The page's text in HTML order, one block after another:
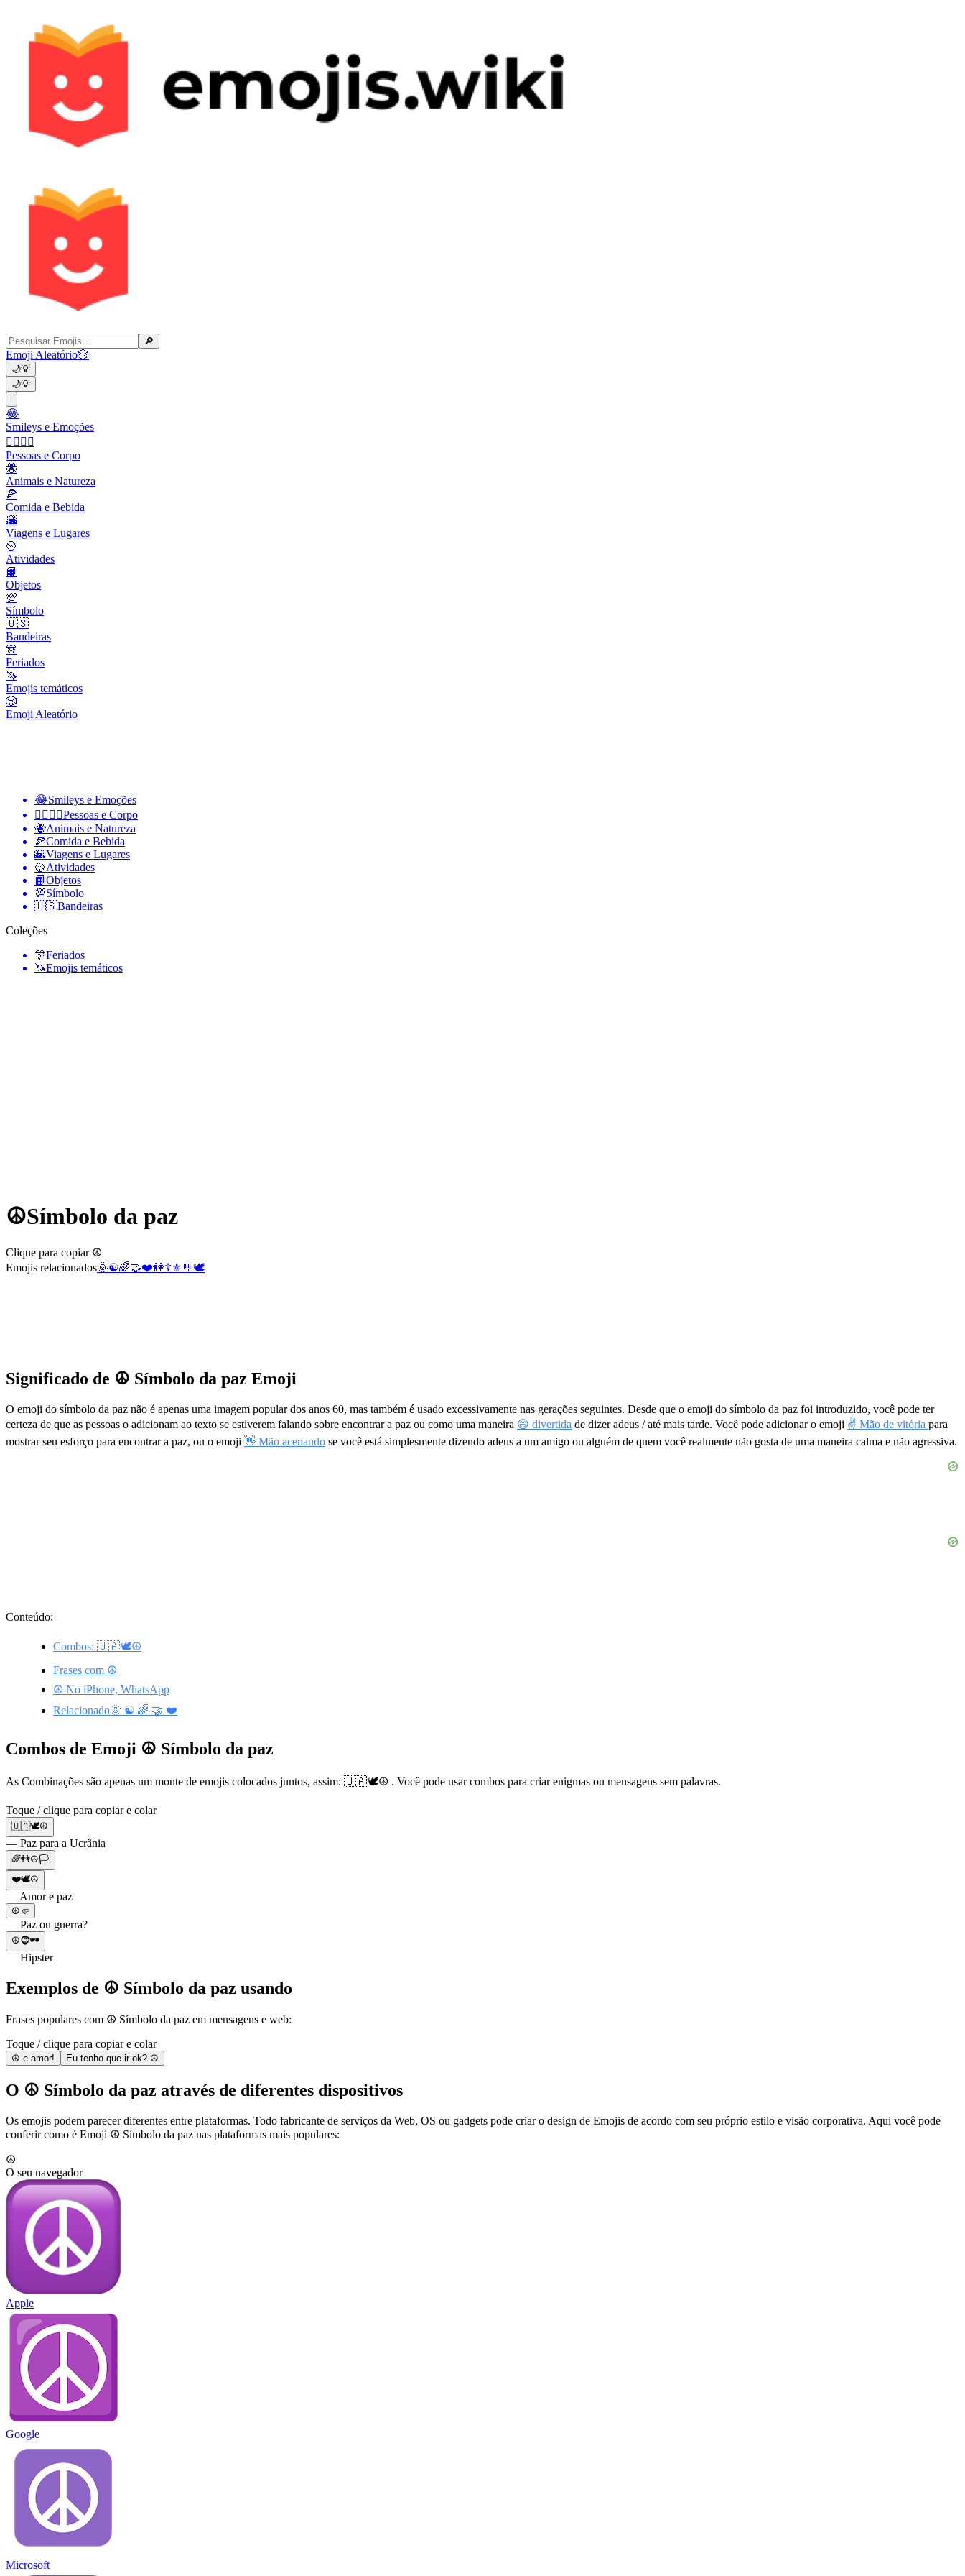
🔎
Emoji Aleatório🎲
🌙💡
🌙💡
😂
Smileys e Emoções
👩‍❤️‍💋‍👨
Pessoas e Corpo
🐝
Animais e Natureza
🍕
Comida e Bebida
🌇
Viagens e Lugares
🥎
Atividades
📙
Objetos
💯
Símbolo
🇺🇸
Bandeiras
🎊
Feriados
🦄
Emojis temáticos
🎲
Emoji Aleatório
😂Smileys e Emoções
👩‍❤️‍💋‍👨Pessoas e Corpo
🐝Animais e Natureza
🍕Comida e Bebida
🌇Viagens e Lugares
🥎Atividades
📙Objetos
💯Símbolo
🇺🇸Bandeiras
Coleções
🎊Feriados
🦄Emojis temáticos
☮️Símbolo da paz
Clique para copiar ☮️
Emojis relacionados🌞☯️🌈🤝❤️👭☦️⚜️ 🤘 🕊️
Significado de ☮️ Símbolo da paz Emoji
O emoji do símbolo da paz não é apenas uma imagem popular dos anos 60, mas também é usado excessivamente nas gerações seguintes. Desde que o emoji do símbolo da paz foi introduzido, você pode ter
certeza de que as pessoas o adicionam ao texto se estiverem falando sobre encontrar a paz ou como uma maneira 😄 divertida de dizer adeus / até mais tarde. Você pode adicionar o emoji ✌️ Mão de vitória para
mostrar seu esforço para encontrar a paz, ou o emoji 👋 Mão acenando se você está simplesmente dizendo adeus a um amigo ou alguém de quem você realmente não gosta de uma maneira calma e não agressiva.
Conteúdo:
Combos: 🇺🇦🕊☮️
Frases com ☮️
☮️ No iPhone, WhatsApp
Relacionado🌞 ☯️ 🌈 🤝 ❤️
Combos de Emoji ☮️ Símbolo da paz
As Combinações são apenas um monte de emojis colocados juntos, assim: 🇺🇦🕊☮️ . Você pode usar combos para criar enigmas ou mensagens sem palavras.
Toque / clique para copiar e colar
🇺🇦🕊☮️
— Paz para a Ucrânia
🌈👭☮️🏳️
❤️🕊☮️
— Amor e paz
☮️🤛
— Paz ou guerra?
☮️🧔🕶
— Hipster
Exemplos de ☮️ Símbolo da paz usando
Frases populares com ☮️ Símbolo da paz em mensagens e web:
Toque / clique para copiar e colar
☮️ e amor! Eu tenho que ir ok? ☮️
O ☮️ Símbolo da paz através de diferentes dispositivos
Os emojis podem parecer diferentes entre plataformas. Todo fabricante de serviços da Web, OS ou gadgets pode criar o design de Emojis de acordo com seu próprio estilo e visão corporativa. Aqui você pode
conferir como é Emoji ☮️ Símbolo da paz nas plataformas mais populares:
☮️
O seu navegador
Apple
Google
Microsoft